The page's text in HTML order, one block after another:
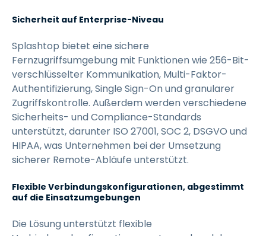
Sicherheit auf Enterprise-Niveau
Splashtop bietet eine sichere
Fernzugriffsumgebung mit Funktionen wie 256-Bit-
verschlüsselter Kommunikation, Multi-Faktor-
Authentifizierung, Single Sign-On und granularer
Zugriffskontrolle. Außerdem werden verschiedene
Sicherheits- und Compliance-Standards
unterstützt, darunter ISO 27001, SOC 2, DSGVO und
HIPAA, was Unternehmen bei der Umsetzung
sicherer Remote-Abläufe unterstützt.
Flexible Verbindungskonfigurationen, abgestimmt
auf die Einsatzumgebungen
Die Lösung unterstützt flexible